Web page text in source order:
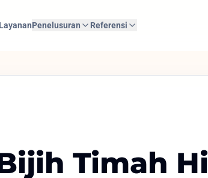
Penelusuran Referensi
Timah